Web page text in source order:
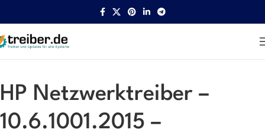
Startseite HP Netzwerk
HP Netzwerktreiber –
10.6.1001.2015 –